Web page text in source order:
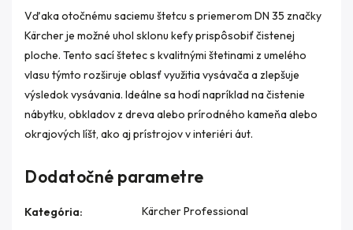
Vďaka otočnému saciemu štetcu s priemerom DN 35 značky
Kärcher je možné uhol sklonu kefy prispôsobiť čistenej
ploche. Tento sací štetec s kvalitnými štetinami z umelého
vlasu týmto rozširuje oblasť využitia vysávača a zlepšuje
výsledok vysávania. Ideálne sa hodí napríklad na čistenie
nábytku, obkladov z dreva alebo prírodného kameňa alebo
okrajových líšt, ako aj prístrojov v interiéri áut.
Dodatočné parametre
Kategória:
Kärcher Professional